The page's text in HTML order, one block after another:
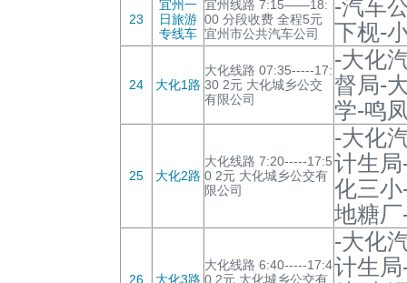
23
宜州一
日旅游
专线车
宜州线路 7:15——18:
00 分段收费 全程5元
宜州市公共汽车公司
-汽车
下枧-
24 大化1路
大化线路 07:35-----17:
30 2元 大化城乡公交
有限公司
-大化
督局-
学-鸣
25 大化2路
大化线路 7:20-----17:5
0 2元 大化城乡公交有
限公司
-大化
计生
化三
地糖
26 大化3路
大化线路 6:40-----17:4
0 2元 大化城乡公交有
-大化
计生